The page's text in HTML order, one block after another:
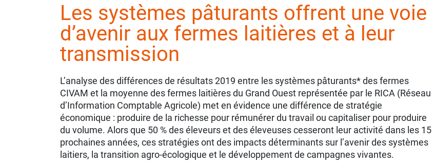
Les systèmes pâturants offrent une voie
d’avenir aux fermes laitières et à leur
transmission
L’analyse des différences de résultats 2019 entre les systèmes pâturants* des fermes
CIVAM et la moyenne des fermes laitières du Grand Ouest représentée par le RICA (Réseau
d’Information Comptable Agricole) met en évidence une différence de stratégie
économique : produire de la richesse pour rémunérer du travail ou capitaliser pour produire
du volume. Alors que 50 % des éleveurs et des éleveuses cesseront leur activité dans les 15
prochaines années, ces stratégies ont des impacts déterminants sur l’avenir des systèmes
laitiers, la transition agro-écologique et le développement de campagnes vivantes.